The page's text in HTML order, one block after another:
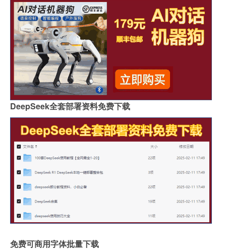
DeepSeek全套部署资料免费下载
免费可商用字体批量下载